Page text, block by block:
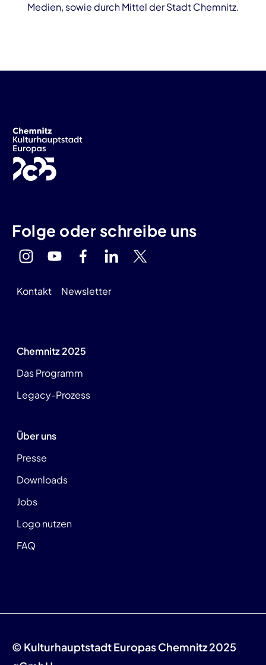
Medien, sowie durch Mittel der Stadt Chemnitz.
Folge oder schreibe uns
Kontakt Newsletter
Chemnitz 2025
Das Programm
Legacy-Prozess
Über uns
Presse
Downloads
Jobs
Logo nutzen
FAQ
© Kulturhauptstadt Europas Chemnitz 2025